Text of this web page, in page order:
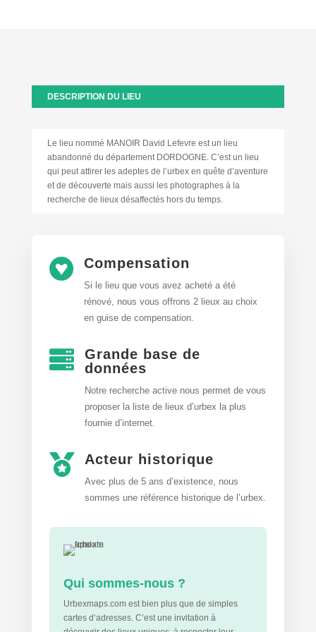
DESCRIPTION DU LIEU
Le lieu nommé MANOIR David Lefevre est un lieu
abandonné du département DORDOGNE. C’est un lieu
qui peut attirer les adeptes de l’urbex en quête d’aventure
et de découverte mais aussi les photographes à la
recherche de lieux désaffectés hors du temps.
 Compensation
Si le lieu que vous avez acheté a été
rénové, nous vous offrons 2 lieux au choix
en guise de compensation.

Grande base de
données
Notre recherche active nous permet de vous
proposer la liste de lieux d’urbex la plus
fournie d’internet.
 Acteur historique
Avec plus de 5 ans d’existence, nous
sommes une référence historique de l’urbex.
Qui sommes-nous ?
Urbexmaps.com est bien plus que de simples
cartes d’adresses. C’est une invitation à